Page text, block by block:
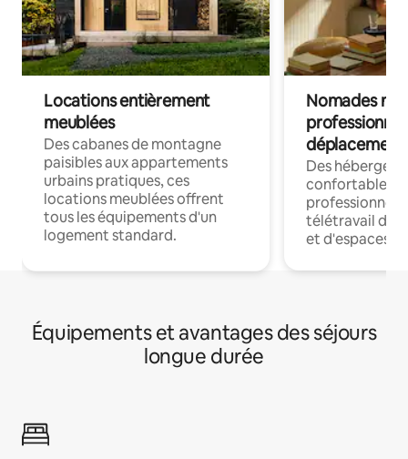
Locations entièrement
meublées
Des cabanes de montagne
paisibles aux appartements
urbains pratiques, ces
locations meublées offrent
tous les équipements d'un
logement standard.
Nomades
déplacement
Des
confortables
professionnels
télétravail
et d'espaces
Équipements et avantages des séjours
longue durée